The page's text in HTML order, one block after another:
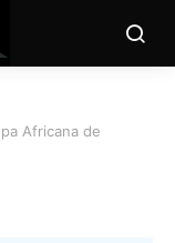
Africana de